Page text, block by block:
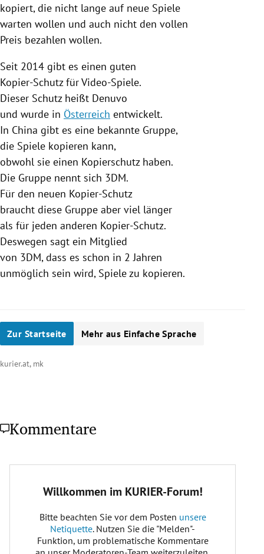
kopiert, die nicht lange auf neue Spiele
warten wollen und auch nicht den vollen
Preis bezahlen wollen.
Seit 2014 gibt es einen guten
Kopier-Schutz für Video-Spiele.
Dieser Schutz heißt Denuvo
und wurde in Österreich entwickelt.
In China gibt es eine bekannte Gruppe,
die Spiele kopieren kann,
obwohl sie einen Kopierschutz haben.
Die Gruppe nennt sich 3DM.
Für den neuen Kopier-Schutz
braucht diese Gruppe aber viel länger
als für jeden anderen Kopier-Schutz.
Deswegen sagt ein Mitglied
von 3DM, dass es schon in 2 Jahren
unmöglich sein wird, Spiele zu kopieren.
Zur Startseite Mehr aus Einfache Sprache
kurier.at, mk
Kommentare